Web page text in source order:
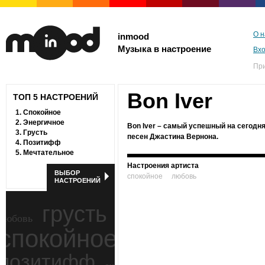
inmood
Музыка в настроение
О
ТОП 5 НАСТРОЕНИЙ
1. Спокойное
2. Энергичное
3. Грусть
4. Позитифф
5. Мечтательное
ВЫБОР
НАСТРОЕНИЙ
грусть
Bon Iver
Bon Iver – самый успешный на
песен Джастина Вернона.
Настроения артиста
спокойное
любовь